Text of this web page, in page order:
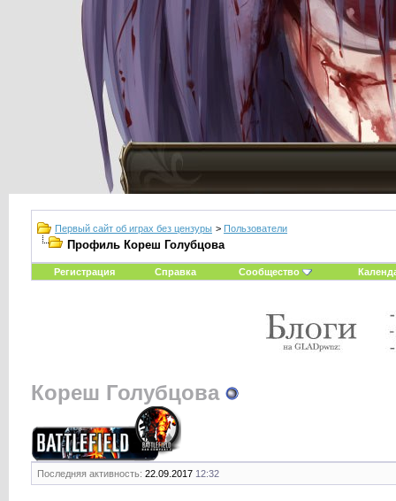
Первый сайт об играх без цензуры > Пользователи
Профиль Кореш Голубцова
Регистрация Справка Сообщество
Кореш Голубцова
Последняя активность: 22.09.2017 12:32